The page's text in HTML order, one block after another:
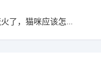
上一篇：猫和老鼠游戏中的速推献祭流火了，猫咪应该怎样应对?(猫和老鼠供养)